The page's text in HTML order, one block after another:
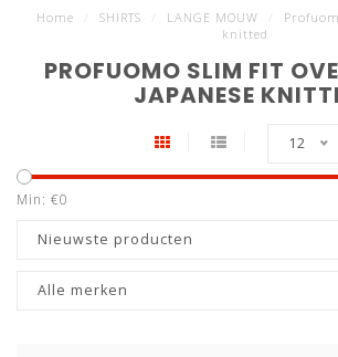
Home SHIRTS LANGE MOUW
knitted
PROFUOMO SLIM FIT
JAPANESE
12
Min: €0
Nieuwste producten
Alle merken